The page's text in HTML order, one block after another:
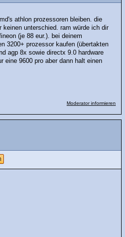
athlon prozessoren bleiben. die
unterschied. ram würde ich dir
(je 88 eur.). bei deinem
3200+ prozessor kaufen (übertakten
agp 8x sowie directx 9.0 hardware
eine 9600 pro aber dann halt einen
Moderator informieren